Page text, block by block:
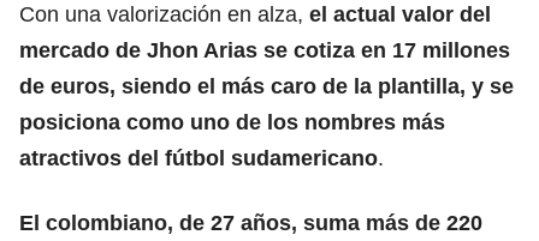
Con una valorización en alza, el actual valor del
mercado de Jhon Arias se cotiza en 17 millones
de euros, siendo el más caro de la plantilla, y se
posiciona como uno de los nombres más
atractivos del fútbol sudamericano.
El colombiano, de 27 años, suma más de 220